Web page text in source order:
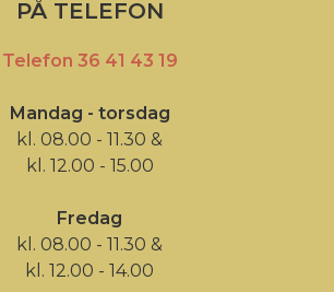
PÅ TELEFON
Telefon 36 41 43 19
Mandag - torsdag
kl. 08.00 - 11.30 &
kl. 12.00 - 15.00
Fredag
kl. 08.00 - 11.30 &
kl. 12.00 - 14.00